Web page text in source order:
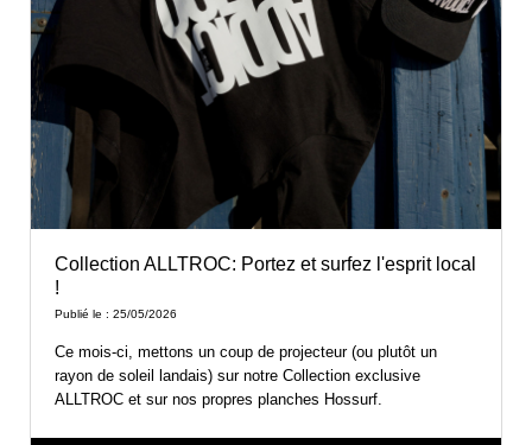
Collection ALLTROC: Portez et surfez l'esprit local
!
Publié le : 25/05/2026
Ce mois-ci, mettons un coup de projecteur (ou plutôt un
rayon de soleil landais) sur notre Collection exclusive
ALLTROC et sur nos propres planches Hossurf.